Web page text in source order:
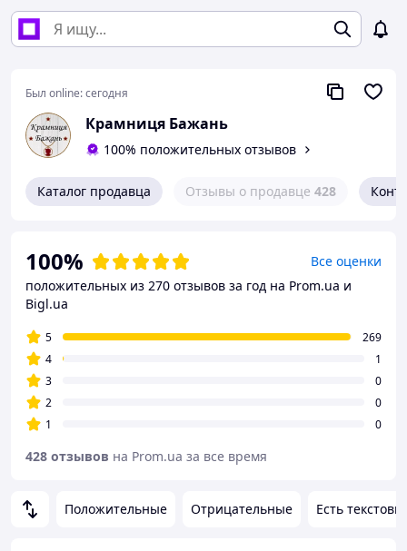
Был online:сегодня
Крамниця Бажань
100% положительных отзывов
Каталог продавца Отзывы о продавце 428
Положительные Отрицательные Есть
100%
Все оценки
положительных из 270 отзывов за год на Prom.ua и
Bigl.ua
5
269
4
1
3
0
2
0
1
0
428 отзывов на Prom.ua за все время